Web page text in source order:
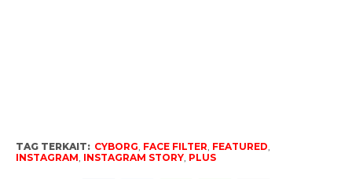
TAG TERKAIT: CYBORG, FACE FILTER, FEATURED,
INSTAGRAM, INSTAGRAM STORY, PLUS